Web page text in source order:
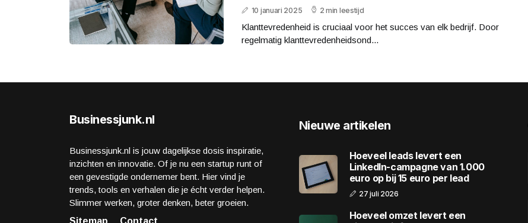
10 januari 2025 2 min leestijd
Klanttevredenheid is cruciaal voor het succes van elk bedrijf. Door
regelmatig klanttevredenheidsond...
Businessjunk.nl
Businessjunk.nl is jouw dagelijkse dosis inspiratie,
inzichten en innovatie. Of je nu een startup runt of
een gevestigde ondernemer bent. Hier vind je
trends, tools en verhalen die je écht verder helpen.
Slimmer werken, groter denken, beter groeien.
Sitemap
Contact
Nieuwe artikelen
Hoeveel leads levert een
LinkedIn-campagne van 1.000
euro op bij 15 euro per lead
27 juli 2026
Hoeveel omzet levert een